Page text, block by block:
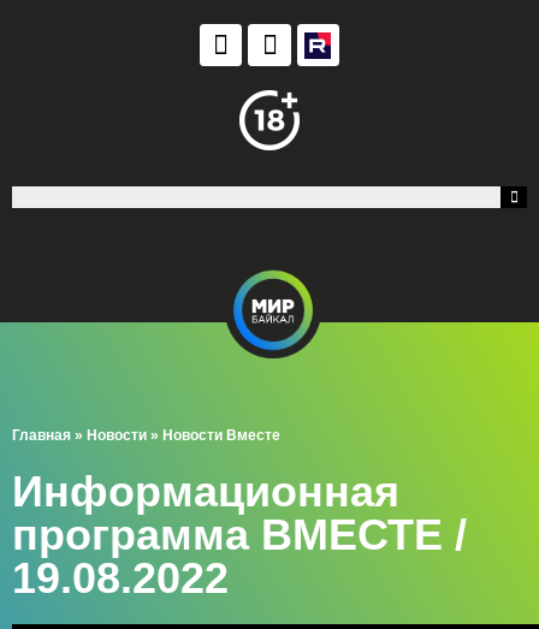
Главная » Новости » Новости Вместе
Информационная
программа ВМЕСТЕ /
19.08.2022